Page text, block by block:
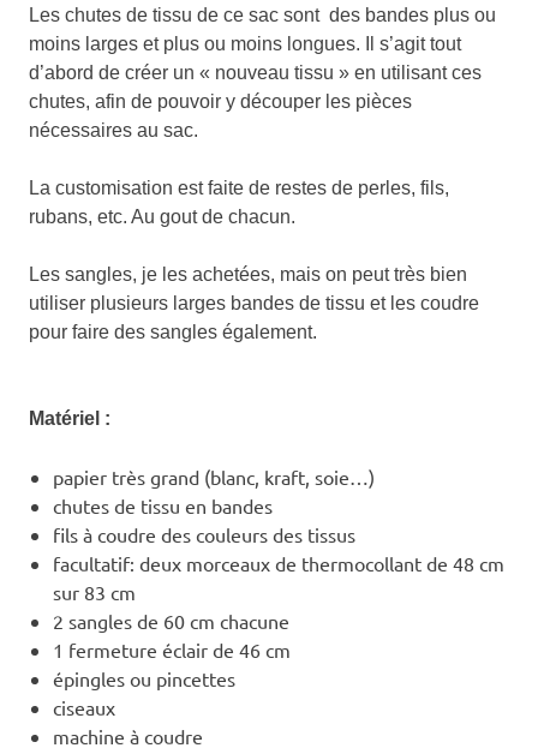
Les chutes de tissu de ce sac sont des bandes plus ou
moins larges et plus ou moins longues. Il s’agit tout
d’abord de créer un « nouveau tissu » en utilisant ces
chutes, afin de pouvoir y découper les pièces
nécessaires au sac.
La customisation est faite de restes de perles, fils,
rubans, etc. Au gout de chacun.
Les sangles, je les achetées, mais on peut très bien
utiliser plusieurs larges bandes de tissu et les coudre
pour faire des sangles également.
Matériel :
papier très grand (blanc, kraft, soie…)
chutes de tissu en bandes
fils à coudre des couleurs des tissus
facultatif: deux morceaux de thermocollant de 48 cm
sur 83 cm
2 sangles de 60 cm chacune
1 fermeture éclair de 46 cm
épingles ou pincettes
ciseaux
machine à coudre